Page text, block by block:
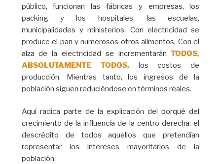
público, funcionan las fábricas y empresas, los
packing y los hospitales, las escuelas,
municipalidades y ministerios. Con electricidad se
produce el pan y numerosos otros alimentos. Con el
alza de la electricidad se incrementaránTODOS,
ABSOLUTAMENTE TODOS, los costos de
producción. Mientras tanto, los ingresos de la
población siguen reduciéndose en términos reales.
Aquí radica parte de la explicación del porqué del
crecimiento de la influencia de la centro derecha: el
descrédito de todos aquellos que pretendían
representar los intereses mayoritarios de la
población.